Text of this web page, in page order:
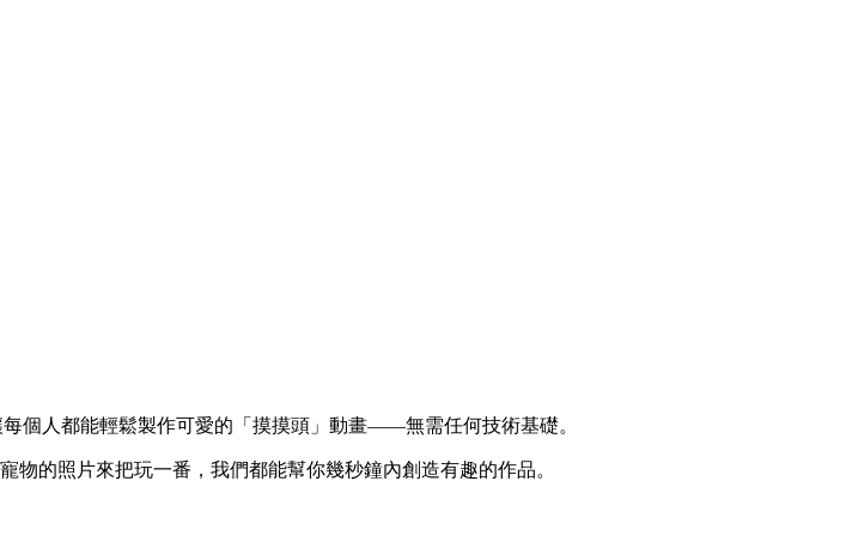
每個人都能輕鬆製作可愛的「摸摸頭」動畫——無需任何技術基礎。
的照片來把玩一番，我們都能幫你幾秒鐘內創造有趣的作品。